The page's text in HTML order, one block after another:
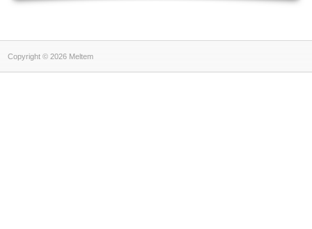
Copyright © 2026 Meltem